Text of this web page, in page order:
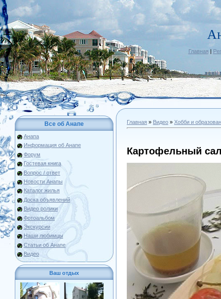
Главная|
Все об Анапе
Анапа
Информация об Анапе
Форум
Гостевая книга
Вопрос / ответ
Новости Анапы
Каталог жилья
Доска объявлений
Видео ролики
Фотоальбом
Экскурсии
Наши любимцы
Статьи об Анапе
Видео
Ваш отдых
Главная » Видео » Хобби и
Картофельный